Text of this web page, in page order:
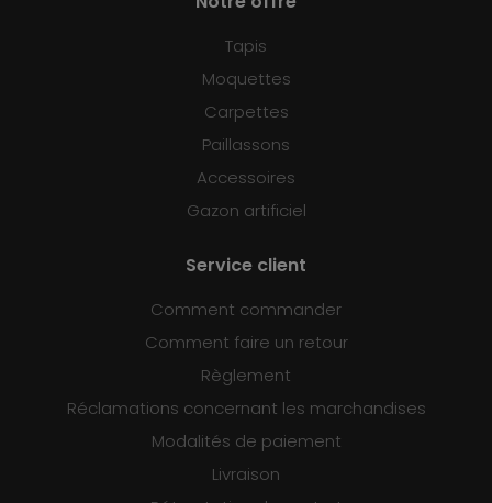
Tapis
Moquettes
Carpettes
Paillassons
Accessoires
Gazon artificiel
Service client
Comment commander
Comment faire un retour
Règlement
Réclamations concernant les marchandises
Modalités de paiement
Livraison